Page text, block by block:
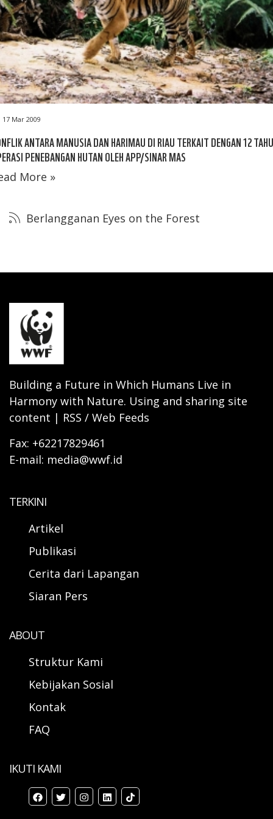
17 Mar 2009
ANTARA MANUSIA DAN HARIMAU DI RIAU TERKAIT DENGAN 12
PENEBANGAN HUTAN OLEH APP/SINAR MAS
More »
Berlangganan Eyes on the Forest
Building a Future in Which Humans Live in
Harmony with Nature. Using and sharing site
content | RSS / Web Feeds
Fax: +62217829461
E-mail: media@wwf.id
TERKINI
Artikel
Publikasi
Cerita dari Lapangan
Siaran Pers
ABOUT
Struktur Kami
Kebijakan Sosial
Kontak
FAQ
IKUTI KAMI